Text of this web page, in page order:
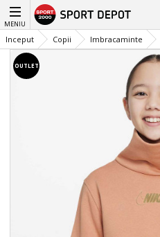
MENIU
Inceput Copii Imbracaminte
OUTLET